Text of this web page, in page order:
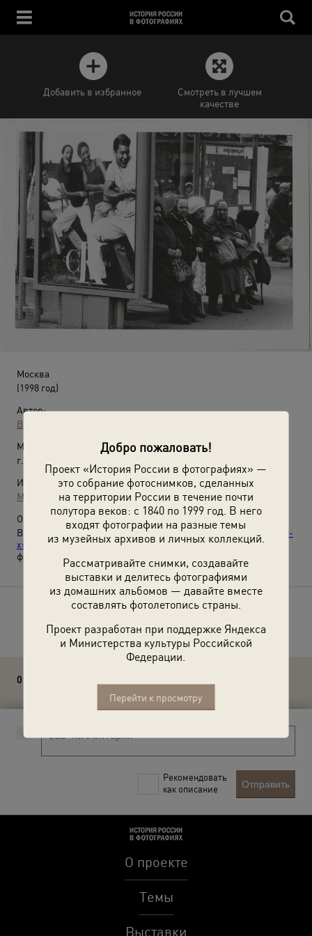
Добро пожаловать!
Проект «История России в фотографиях» —
это собрание фотоснимков, сделанных
на территории России в течение почти
полутора веков: с 1840 по 1999 год. В него
входят фотографии на разные темы
из музейных архивов и личных коллекций.
Рассматривайте снимки, создавайте
выставки и делитесь фотографиями
из домашних альбомов — давайте вместе
составлять фотолетопись страны.
Проект разработан при поддержке Яндекса
и Министерства культуры Российской
Федерации.
Перейти к просмотру
Добавить в избранное
Смотреть в лучшем
качестве
Москва
(1998 год)
Автор:
Владимир Богданов
Место съемки:
г. Москва
Источники:
МАММ / МДФ
О фотографии:
Выставки
«Москва эпохи мэра Юрия Лужкова» ,«Москва 1990-
х»
«20 лучших фотографий Владимира Богданова»с этой
фотографией.
Расскажите друзьям об этом фото
0 комментариев
Рекомендовать
как описание
Отправить
О проекте
Темы
Выставки